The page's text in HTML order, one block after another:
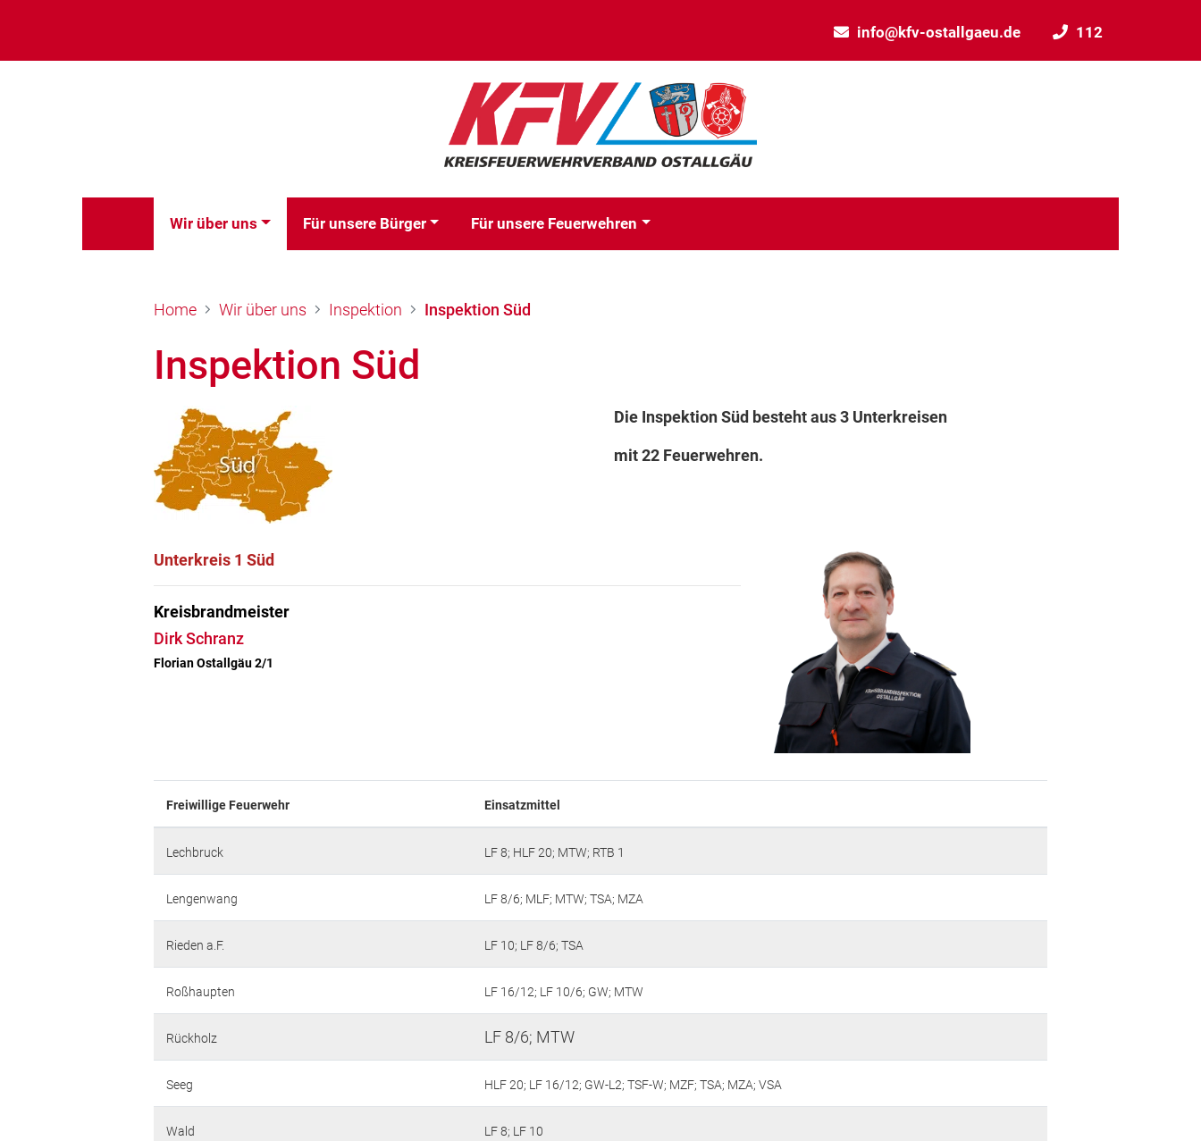
info@kfv-ostallgaeu.de 112
Wir über uns Für unsere Bürger Für unsere Feuerwehren
Home Wir über uns Inspektion Inspektion Süd
Inspektion Süd
Die Inspektion Süd besteht aus 3 Unterkreisen
mit 22 Feuerwehren.
Unterkreis 1 Süd
Kreisbrandmeister
Dirk Schranz
Florian Ostallgäu 2/1
Freiwillige Feuerwehr Einsatzmittel
Lechbruck LF 8; HLF 20; MTW; RTB 1
Lengenwang LF 8/6; MLF; MTW; TSA; MZA
Rieden a.F. LF 10; LF 8/6; TSA
Roßhaupten LF 16/12; LF 10/6; GW; MTW
Rückholz LF 8/6; MTW
Seeg HLF 20; LF 16/12; GW-L2; TSF-W; MZF; TSA; MZA; VSA
Wald LF 8; LF 10